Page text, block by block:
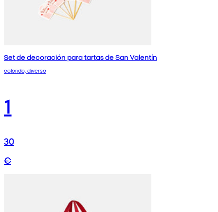
Set de decoración para tartas de San Valentín
colorido, diverso
1
30
€